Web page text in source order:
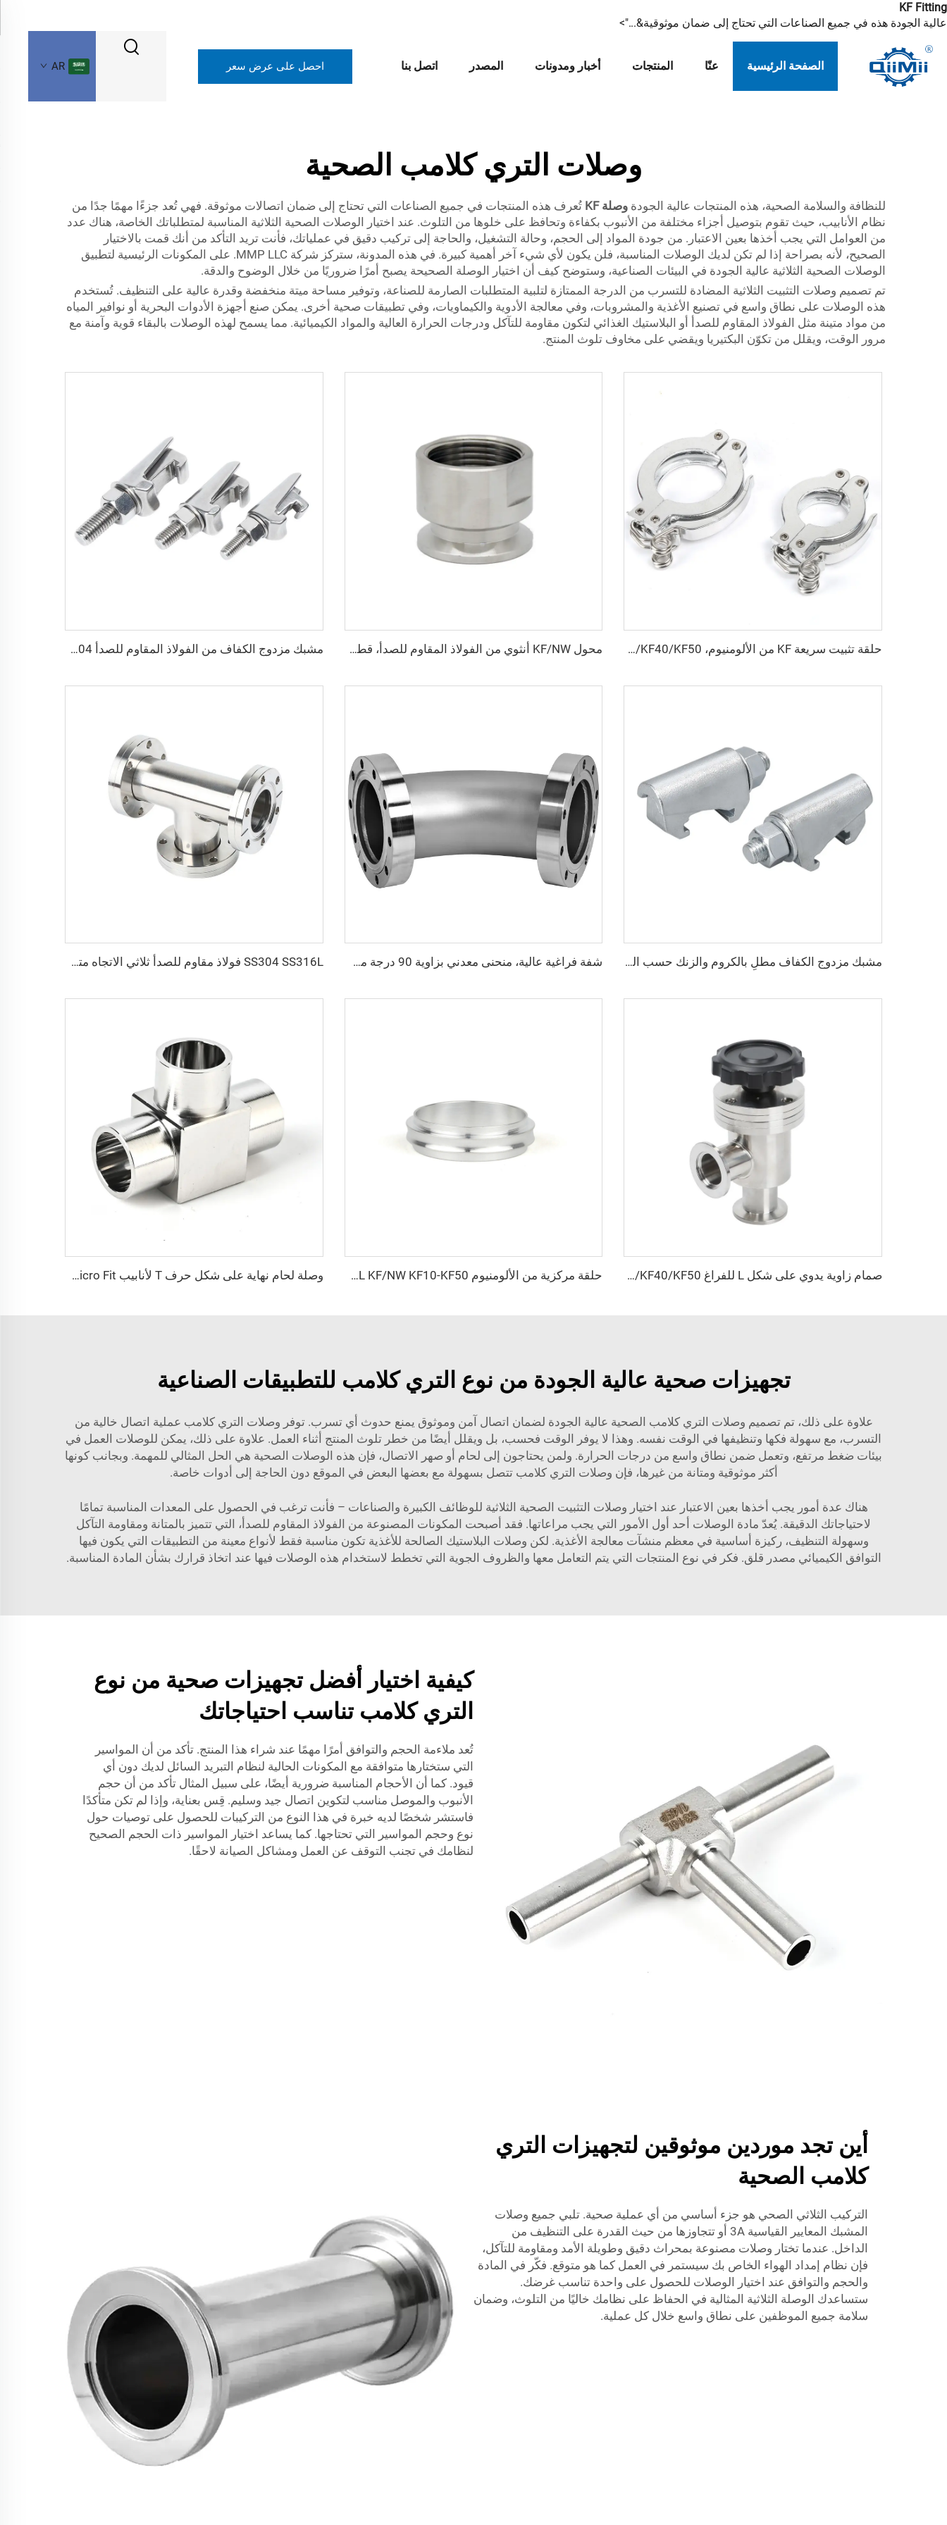
KF Fitting
عالية الجودة هذه في جميع الصناعات التي تحتاج إلى ضمان موثوقية&...">
الصفحة الرئيسية عنّا المنتجات أخبار ومدونات المصدر اتصل بنا احصل على عرض سعر AR
وصلات التري كلامب الصحية
للنظافة والسلامة الصحية، هذه المنتجات عالية الجودة وصلة KF
تُعرف هذه المنتجات في جميع الصناعات التي تحتاج إلى ضمان اتصالات موثوقة. فهي تُعد جزءًا مهمًا جدًا من
نظام الأنابيب، حيث تقوم بتوصيل أجزاء مختلفة من الأنبوب بكفاءة وتحافظ على خلوها من التلوث. عند اختيار الوصلات الصحية الثلاثية المناسبة لمتطلباتك الخاصة، هناك عدد
من العوامل التي يجب أخذها بعين الاعتبار. من جودة المواد إلى الحجم، وحالة التشغيل، والحاجة إلى تركيب دقيق في عملياتك، فأنت تريد التأكد من أنك قمت بالاختيار
الصحيح، لأنه بصراحة إذا لم تكن لديك الوصلات المناسبة، فلن يكون لأي شيء آخر أهمية كبيرة. في هذه المدونة، ستركز شركة MMP LLC. على المكونات الرئيسية لتطبيق
الوصلات الصحية الثلاثية عالية الجودة في البيئات الصناعية، وستوضح كيف أن اختيار الوصلة الصحيحة يصبح أمرًا ضروريًا من خلال الوضوح والدقة.
تم تصميم وصلات التثبيت الثلاثية المضادة للتسرب من الدرجة الممتازة لتلبية المتطلبات الصارمة للصناعة، وتوفير مساحة ميتة منخفضة وقدرة عالية على التنظيف. تُستخدم
هذه الوصلات على نطاق واسع في تصنيع الأغذية والمشروبات، وفي معالجة الأدوية والكيماويات، وفي تطبيقات صحية أخرى. يمكن صنع أجهزة الأدوات البحرية أو نوافير المياه
من مواد متينة مثل الفولاذ المقاوم للصدأ أو البلاستيك الغذائي لتكون مقاومة للتآكل ودرجات الحرارة العالية والمواد الكيميائية. مما يسمح لهذه الوصلات بالبقاء قوية وآمنة مع
مرور الوقت، ويقلل من تكوّن البكتيريا ويقضي على مخاوف تلوث المنتج.
حلقة تثبيت سريعة KF من الألومنيوم، KF16/KF25/KF40/KF50، وصلات فراغية NW25/NW40، شفاه مشبك عالي الجودة للصناعات شبه الموصلة محول KF/NW أنثوي من الفولاذ المقاوم للصدأ، قطع توصيل حلقات فراغية، خيط PT/NPT، من KF16 إلى KF50 و1/8"-2" مشبك مزدوج الكفاف من الفولاذ المقاوم للصدأ SS304 بمقاس الشفة M8/M10/M12/M12*95، قطع توصيل لأنابيب الفراغ منخفضة الضغط
مشبك مزدوج الكفاف مطلٍ بالكروم والزنك حسب المعيار ISO بمقاس M10، قطعة توصيل فراغية عالية الجودة، مشبك مطلي بالزنك لقطاع أشباه الموصلات شفة فراغية عالية، منحنى معدني بزاوية 90 درجة من الفولاذ المقاوم للصدأ SS304 SS316L، نوع CF دوار، شفة CF16-CF100، ذات ثقوب عابرة، وصلات أنابيب 3/4"-4" SS304 SS316L فولاذ مقاوم للصدأ ثلاثي الاتجاه متساوي الشُعب من نوع CF قابل للدوران CF16-CF100 فراغ عالي بثقوب عابرة 3/4"-4" تركيبة شفة عالية الجودة قابلة للدوران/ثابتة محول على شكل حرف T ثلاثي الاتجاه
صمام زاوية يدوي على شكل L للفراغ KF16/KF25/KF40/KF50 بصفيحة إغلاق محكمة من الفولاذ المقاوم للصدأ SS304/SS316L، تجهيزات مشبكية، أنواع مختلفة من الصمامات الزاوية عالية الجودة بمقاسات NW16-NW50 حلقة مركزية من الألومنيوم SS304/SS316L KF/NW KF10-KF50، تركيبات فراغية عالية الجودة من الفولاذ المقاوم للصدأ NW10-NW50 للصناعات شبه الموصلة وصلة لحام نهاية على شكل حرف T لأنابيب Micro Fit عالية النقاء، وصلات لحام على شكل حرف T من الفولاذ المقاوم للصدأ فائقة النقاء، وصلات لحام دقيقة من النوع T من الفولاذ المقاوم للصدأ SS316L
تجهيزات صحية عالية الجودة من نوع التري كلامب للتطبيقات الصناعية
علاوة على ذلك، تم تصميم وصلات التري كلامب الصحية عالية الجودة لضمان اتصال آمن وموثوق يمنع حدوث أي تسرب. توفر وصلات التري كلامب عملية اتصال خالية من
التسرب، مع سهولة فكها وتنظيفها في الوقت نفسه. وهذا لا يوفر الوقت فحسب، بل ويقلل أيضًا من خطر تلوث المنتج أثناء العمل. علاوة على ذلك، يمكن للوصلات العمل في
بيئات ضغط مرتفع، وتعمل ضمن نطاق واسع من درجات الحرارة. ولمن يحتاجون إلى لحام أو صهر الاتصال، فإن هذه الوصلات الصحية هي الحل المثالي للمهمة. وبجانب كونها
أكثر موثوقية ومتانة من غيرها، فإن وصلات التري كلامب تتصل بسهولة مع بعضها البعض في الموقع دون الحاجة إلى أدوات خاصة.
هناك عدة أمور يجب أخذها بعين الاعتبار عند اختيار وصلات التثبيت الصحية الثلاثية للوظائف الكبيرة والصناعات – فأنت ترغب في الحصول على المعدات المناسبة تمامًا
لاحتياجاتك الدقيقة. يُعدّ مادة الوصلات أحد أول الأمور التي يجب مراعاتها. فقد أصبحت المكونات المصنوعة من الفولاذ المقاوم للصدأ، التي تتميز بالمتانة ومقاومة التآكل
وسهولة التنظيف، ركيزة أساسية في معظم منشآت معالجة الأغذية. لكن وصلات البلاستيك الصالحة للأغذية تكون مناسبة فقط لأنواع معينة من التطبيقات التي يكون فيها
التوافق الكيميائي مصدر قلق. فكر في نوع المنتجات التي يتم التعامل معها والظروف الجوية التي تخطط لاستخدام هذه الوصلات فيها عند اتخاذ قرارك بشأن المادة المناسبة.
كيفية اختيار أفضل تجهيزات صحية من نوع
التري كلامب تناسب احتياجاتك
تُعد ملاءمة الحجم والتوافق أمرًا مهمًا عند شراء هذا المنتج. تأكد من أن المواسير
التي ستختارها متوافقة مع المكونات الحالية لنظام التبريد السائل لديك دون أي
قيود. كما أن الأحجام المناسبة ضرورية أيضًا، على سبيل المثال تأكد من أن حجم
الأنبوب والموصل مناسب لتكوين اتصال جيد وسليم. قِس بعناية، وإذا لم تكن متأكدًا
فاستشر شخصًا لديه خبرة في هذا النوع من التركيبات للحصول على توصيات حول
نوع وحجم المواسير التي تحتاجها. كما يساعد اختيار المواسير ذات الحجم الصحيح
لنظامك في تجنب التوقف عن العمل ومشاكل الصيانة لاحقًا.
أين تجد موردين موثوقين لتجهيزات التري
كلامب الصحية
التركيب الثلاثي الصحي هو جزء أساسي من أي عملية صحية. تلبي جميع وصلات
المشبك المعايير القياسية 3A أو تتجاوزها من حيث القدرة على التنظيف من
الداخل. عندما تختار وصلات مصنوعة بمحراث دقيق وطويلة الأمد ومقاومة للتآكل،
فإن نظام إمداد الهواء الخاص بك سيستمر في العمل كما هو متوقع. فكّر في المادة
والحجم والتوافق عند اختيار الوصلات للحصول على واحدة تناسب غرضك.
ستساعدك الوصلة الثلاثية المثالية في الحفاظ على نظامك خاليًا من التلوث، وضمان
سلامة جميع الموظفين على نطاق واسع خلال كل عملية.